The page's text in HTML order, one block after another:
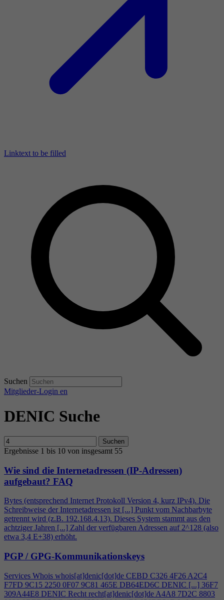
Linktext to be filled
Suchen
Mitglieder-Login en
DENIC Suche
Suchen
Ergebnisse 1 bis 10 von insgesamt 55
Wie sind die Internetadressen (IP-Adressen)
aufgebaut? FAQ
Bytes (entsprechend Internet Protokoll Version 4, kurz IPv4). Die
Schreibweise der Internetadressen ist [...] Punkt vom Nachbarbyte
getrennt wird (z.B. 192.168.4.13). Dieses System stammt aus den
achtziger Jahren [...] Zahl der verfügbaren Adressen auf 2^128 (also
etwa 3,4 E+38) erhöht.
PGP / GPG-Kommunikationskeys
Services Whois whois[at]denic[dot]de CEBD C326 4F26 A2C4
F7FD 9C15 2250 0F07 9C81 465E DB64ED6C DENIC [...] 36F7
309A44E8 DENIC Recht recht[at]denic[dot]de A4A8 7D2C 8803